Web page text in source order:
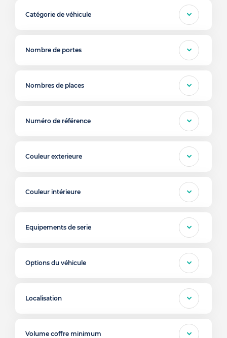
Catégorie de véhicule
Nombre de portes
Nombres de places
Numéro de référence
Couleur exterieure
Couleur intérieure
Equipements de serie
Options du véhicule
Localisation
Volume coffre minimum